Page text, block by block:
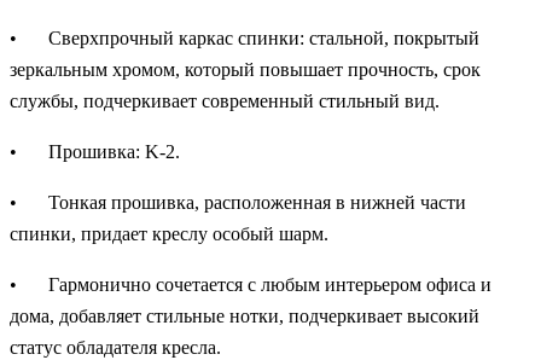
•
Сверхпрочный каркас спинки: стальной, покрытый
зеркальным хромом, который повышает прочность, срок
службы, подчеркивает современный стильный вид.
• Прошивка: K-2.
•
Тонкая прошивка, расположенная в нижней части
спинки, придает креслу особый шарм.
•
Гармонично сочетается с любым интерьером офиса и
дома, добавляет стильные нотки, подчеркивает высокий
статус обладателя кресла.